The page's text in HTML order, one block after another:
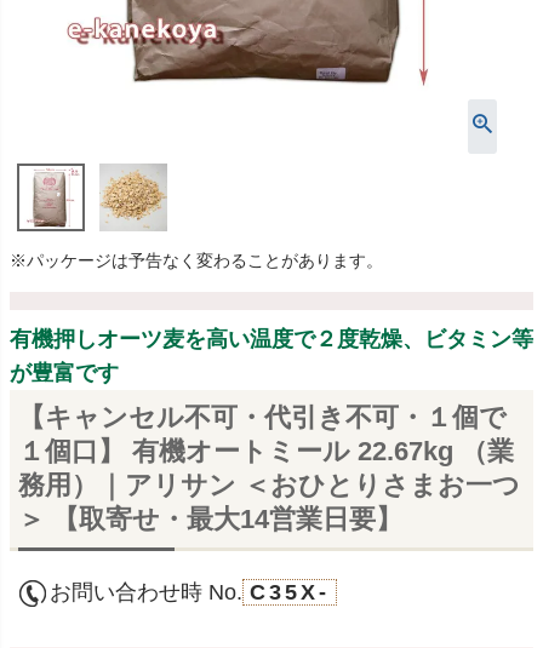
※パッケージは予告なく変わることがあります。
有機押しオーツ麦を高い温度で２度乾燥、ビタミン等
が豊富です
【キャンセル不可・代引き不可・１個で
１個口】 有機オートミール 22.67kg （業
務用）｜アリサン ＜おひとりさまお一つ
＞ 【取寄せ・最大14営業日要】
お問い合わせ時 No. C35X-